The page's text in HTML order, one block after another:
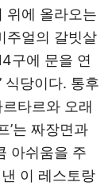
위에 올라오는
주얼의 갈빗살
구에 문을 연
식당이다. 통후
타르와 오래
’는 짜장면과
아쉬움을 주
이 레스토랑